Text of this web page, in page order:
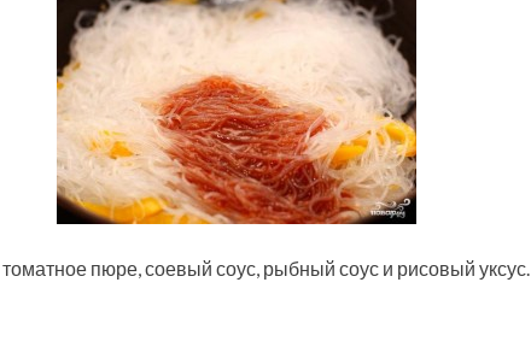
пюре, соевый соус, рыбный соус и рисовый уксус.